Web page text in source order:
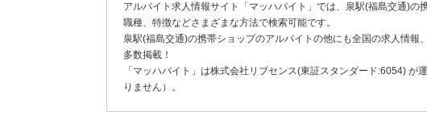
アルバイト求人情報サイト「マッハバイト」では、泉駅(福島交通)の
職種、特徴などさまざまな方法で検索可能です。
泉駅(福島交通)の携帯ショップのアルバイトの他にも全国の求人情
多数掲載！
「マッハバイト」は株式会社リブセンス(東証スタンダード:6054)
りません）。